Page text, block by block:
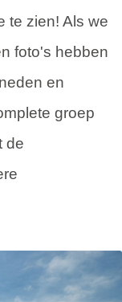
te zien! Als we
foto's hebben
en
groep
de